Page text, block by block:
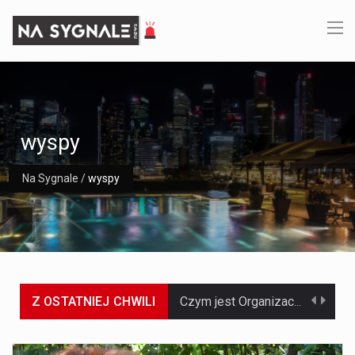
Na Sygnale /wyspy
wyspy
Z OSTATNIEJ CHWILI Jaką dynamikę wzrostu PKB przewidują prognozy gospodarcze dla Polski w 2026 roku? Prognozy dotyczące gospodarki Polski na rok 2026 sugerują, że Produkt Krajowy Brutto (PKB)…